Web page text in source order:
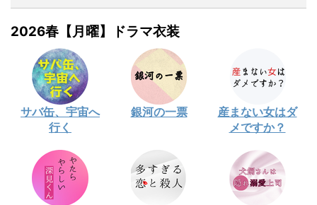
2026春【月曜】ドラマ衣装
サバ缶、宇宙へ
行く
銀河の一票
産まない女はダ
メですか？